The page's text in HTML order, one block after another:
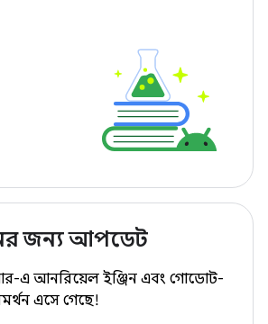
জন্য আপডেট
এ আনরিয়েল ইঞ্জিন এবং গোডোট-
এসে গেছে!